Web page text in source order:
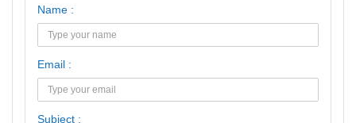
Name :
Email :
Subject :